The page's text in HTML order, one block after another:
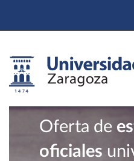
Oferta de
oficiales